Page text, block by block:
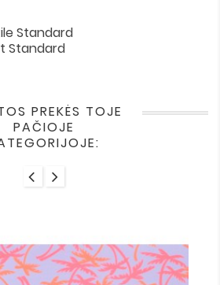
Standard
Standard
PREKĖS TOJE
PAČIOJE